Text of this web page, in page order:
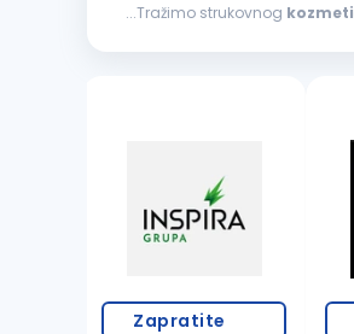
...Tražimo strukovnog
Zapratite